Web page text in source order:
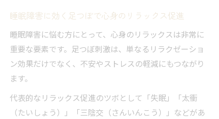
睡眠障害に効く足つぼで心身のリラックス促進
睡眠障害に悩む方にとって、心身のリラックスは非常に
重要な要素です。足つぼ刺激は、単なるリラクゼーショ
ン効果だけでなく、不安やストレスの軽減にもつながり
ます。
代表的なリラックス促進のツボとして「失眠」「太衝
（たいしょう）」「三陰交（さんいんこう）」などがあ